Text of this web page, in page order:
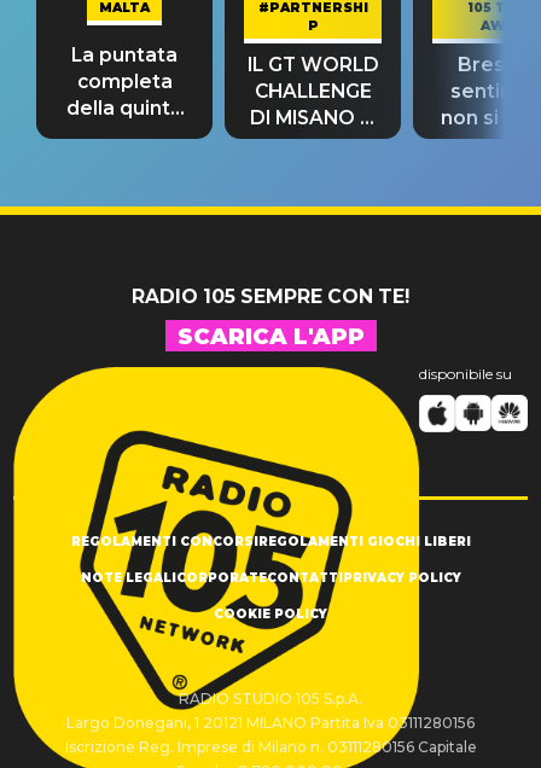
MALTA
La puntata
completa
della quinta
tappa
#PARTNERSHI
P
IL GT WORLD
CHALLENGE
DI MISANO si
riconferma
105 TAKE
AWAY
Bresh:
non si
fino alla
RADIO 105 SEMPRE CON TE!
SCARICA L'APP
disponibile su
REGOLAMENTI CONCORSI REGOLAMENTI GIOCHI LIBERI
NOTE LEGALI CORPORATECONTATTI PRIVACY POLICY
COOKIE POLICY
RADIO STUDIO 105 S.p.A.
Largo Donegani, 1 20121 MILANO Partita Iva 03111280156
Iscrizione Reg. Imprese di Milano n. 03111280156 Capitale